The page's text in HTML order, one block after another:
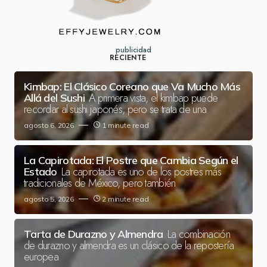
publicidad
RECIENTE
Kimbap: El Clásico Coreano que Va Mucho Más
Allá del Sushi A primera vista, el kimbap puede
recordar al sushi japonés, pero se trata de una
agosto 6, 2026 1 minute read
La Capirotada: El Postre que Cambia Según el
Estado La capirotada es uno de los postres más
tradicionales de México, pero también
agosto 5, 2026 2 minute read
Tarta de Durazno y Almendra La combinación
de durazno y almendra es un clásico de la repostería
europea